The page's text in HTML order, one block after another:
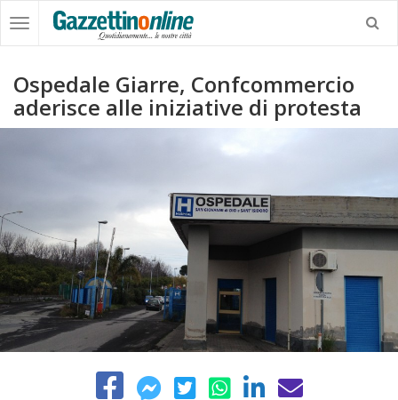
Ospedale Giarre, Confcommercio
aderisce alle iniziative di protesta